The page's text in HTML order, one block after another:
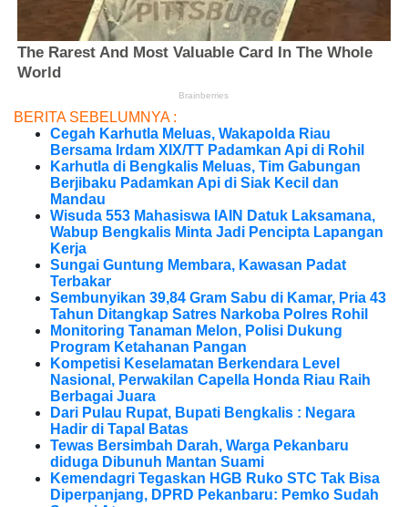
BERITA SEBELUMNYA :
Cegah Karhutla Meluas, Wakapolda Riau
Bersama Irdam XIX/TT Padamkan Api di Rohil
Karhutla di Bengkalis Meluas, Tim Gabungan
Berjibaku Padamkan Api di Siak Kecil dan
Mandau
Wisuda 553 Mahasiswa IAIN Datuk Laksamana,
Wabup Bengkalis Minta Jadi Pencipta Lapangan
Kerja
Sungai Guntung Membara, Kawasan Padat
Terbakar
Sembunyikan 39,84 Gram Sabu di Kamar, Pria 43
Tahun Ditangkap Satres Narkoba Polres Rohil
Monitoring Tanaman Melon, Polisi Dukung
Program Ketahanan Pangan
Kompetisi Keselamatan Berkendara Level
Nasional, Perwakilan Capella Honda Riau Raih
Berbagai Juara
Dari Pulau Rupat, Bupati Bengkalis : Negara
Hadir di Tapal Batas
Tewas Bersimbah Darah, Warga Pekanbaru
diduga Dibunuh Mantan Suami
Kemendagri Tegaskan HGB Ruko STC Tak Bisa
Diperpanjang, DPRD Pekanbaru: Pemko Sudah